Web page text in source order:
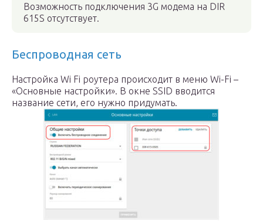
Возможность подключения 3G модема на DIR
615S отсутствует.
Беспроводная сеть
Настройка Wi Fi роутера происходит в меню Wi-Fi –
«Основные настройки». В окне SSID вводится
название сети, его нужно придумать.